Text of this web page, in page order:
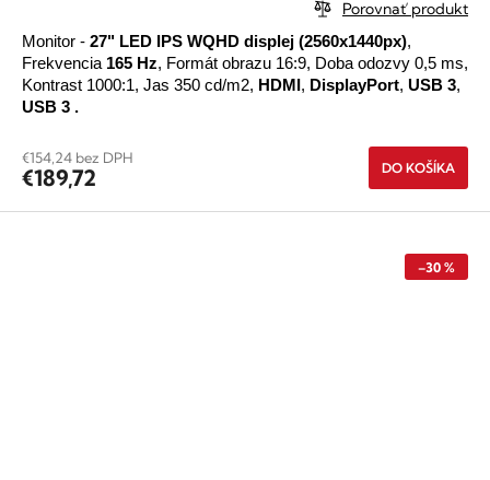
je
5,0
z
5
Porovnať produkt
€154,24 bez DPH
€189,72 DO KOŠÍKA
Monitor - 27" LED IPS WQHD displej (2560x1440px),
Frekvencia 165 Hz, Formát obrazu 16:9, Doba odozvy 0,5 ms,
Kontrast 1000:1, Jas 350 cd/m2, HDMI , DisplayPort, USB 3,
USB 3 .
–30 %